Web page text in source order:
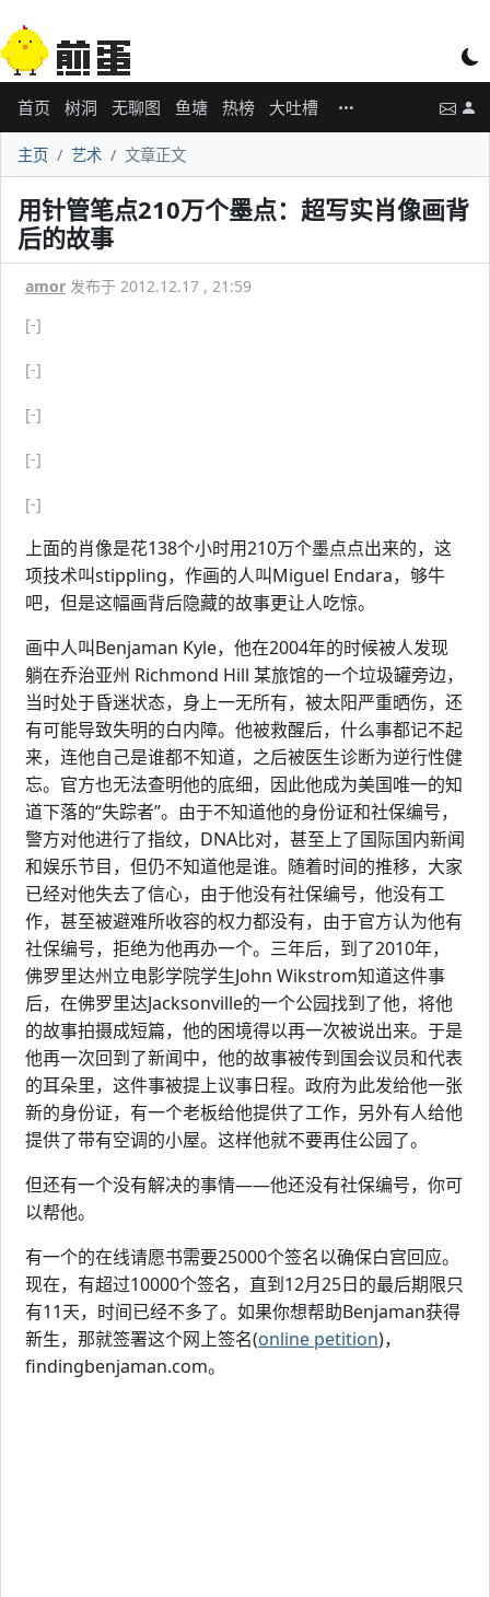
首页 树洞 无聊图 鱼塘 热榜 大吐槽
主页 艺术 文章正文
用针管笔点210万个墨点：超写实肖像画背
后的故事
amor 发布于 2012.12.17 , 21:59
[-]
[-]
[-]
[-]
[-]
上面的肖像是花138个小时用210万个墨点点出来的，这
项技术叫stippling，作画的人叫Miguel Endara，够牛
吧，但是这幅画背后隐藏的故事更让人吃惊。
画中人叫Benjaman Kyle，他在2004年的时候被人发现
躺在乔治亚州 Richmond Hill 某旅馆的一个垃圾罐旁边，
当时处于昏迷状态，身上一无所有，被太阳严重晒伤，还
有可能导致失明的白内障。他被救醒后，什么事都记不起
来，连他自己是谁都不知道，之后被医生诊断为逆行性健
忘。官方也无法查明他的底细，因此他成为美国唯一的知
道下落的“失踪者”。由于不知道他的身份证和社保编号，
警方对他进行了指纹，DNA比对，甚至上了国际国内新闻
和娱乐节目，但仍不知道他是谁。随着时间的推移，大家
已经对他失去了信心，由于他没有社保编号，他没有工
作，甚至被避难所收容的权力都没有，由于官方认为他有
社保编号，拒绝为他再办一个。三年后，到了2010年，
佛罗里达州立电影学院学生John Wikstrom知道这件事
后，在佛罗里达Jacksonville的一个公园找到了他，将他
的故事拍摄成短篇，他的困境得以再一次被说出来。于是
他再一次回到了新闻中，他的故事被传到国会议员和代表
的耳朵里，这件事被提上议事日程。政府为此发给他一张
新的身份证，有一个老板给他提供了工作，另外有人给他
提供了带有空调的小屋。这样他就不要再住公园了。
但还有一个没有解决的事情——他还没有社保编号，你可
以帮他。
有一个的在线请愿书需要25000个签名以确保白宫回应。
现在，有超过10000个签名，直到12月25日的最后期限只
有11天，时间已经不多了。如果你想帮助Benjaman获得
新生，那就签署这个网上签名(online petition)，
findingbenjaman.com。